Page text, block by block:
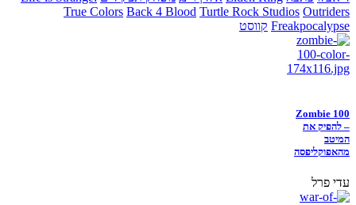
True Colors Back 4 Blood Turtle Rock Studios Outriders
Freakpocalypse קווסט
Zombie 100
– להפיק את
המיטב
מהאפוקליפסה
עדי פרל